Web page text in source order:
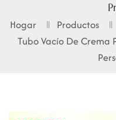
Hogar Productos
Tubo Vacío De Crema